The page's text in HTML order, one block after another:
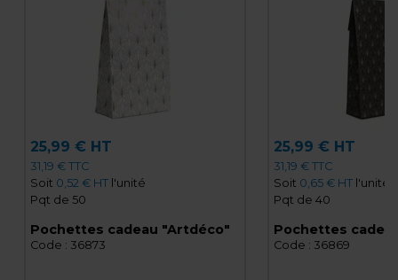
25,99 € HT
31,19 € TTC
Soit 0,52 € HTl'unité
Pqt de 50
Pochettes cadeau "Artdéco"
Code : 36873
25,99 € HT
31,19 € TTC
Soit 0,65 € HTl'unité
Pqt de 40
Pochettes
Code : 36869